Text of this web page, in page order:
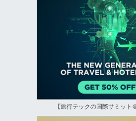
【旅行テックの国際サミット